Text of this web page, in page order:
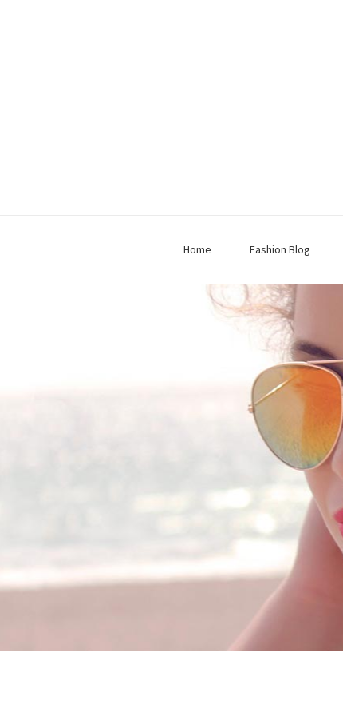
Home Fashion Blog